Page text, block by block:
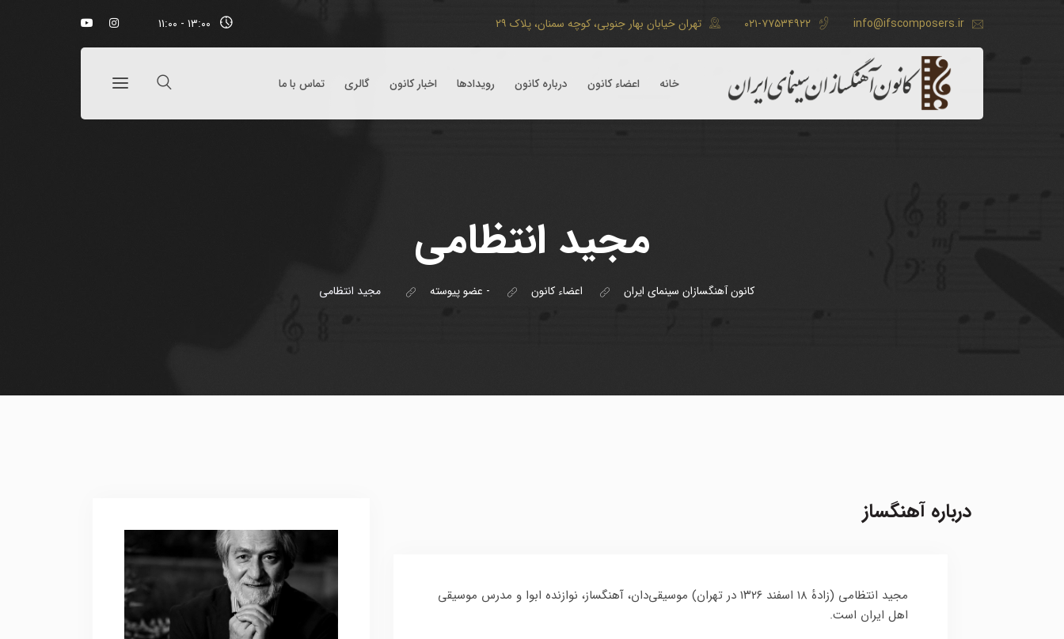
info@ifscomposers.ir ۰۲۱-۷۷۵۳۴۹۲۲ تهرانخیابان بهار جنوبی، کوچه سمنان، پلاک ۲۹
خانه اعضاء کانون درباره کانون رویداد‌ها اخبار کانون گالری تماس با ما
مجید انتظامی
کانون آهنگسازان سینمای ایران اعضاء کانون - عضو پیوسته مجید انتظامی
درباره آهنگساز
مجید انتظامی (زادهٔ ۱۸ اسفند ۱۳۲۶ در تهران) موسیقی‌دان، آهنگساز، نوازنده ابوا و مدرس موسیقی
اهل ایران است.